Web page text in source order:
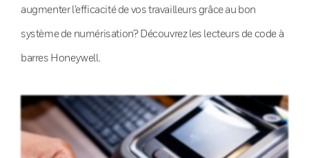
augmenter l’efficacité de vos travailleurs grâce au bon
système de numérisation? Découvrez les lecteurs de code à
barres Honeywell.